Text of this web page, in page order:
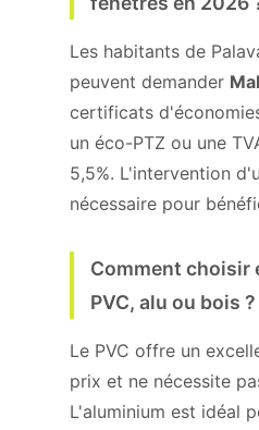
Les habitants de
peuvent demander
certificats
un éco-PTZ ou une
5,5%. L'intervention
nécessaire pour
Comment choisir
PVC, alu ou bois ?
Le PVC offre un
prix et ne nécessite
L'aluminium est idéal